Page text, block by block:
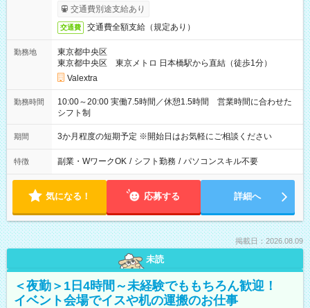
交通費別途支給あり
交通費 交通費全額支給（規定あり）
勤務地
東京都中央区
東京都中央区 東京メトロ 日本橋駅から直結（徒歩1分）
Valextra
勤務時間
10:00～20:00 実働7.5時間／休憩1.5時間 営業時間に合わせた
シフト制
期間 3か月程度の短期予定 ※開始日はお気軽にご相談ください
特徴 副業・WワークOK / シフト勤務 / パソコンスキル不要
気になる！ 応募する 詳細へ
掲載日：2026.08.09
未読
＜夜勤＞1日4時間～未経験でももちろん歓迎！
イベント会場でイスや机の運搬のお仕事